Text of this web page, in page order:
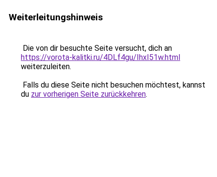
Weiterleitungshinweis
Die von dir besuchte Seite versucht, dich an
https://vorota-kalitki.ru/4DLf4gu/IhxI51w.html
weiterzuleiten.
Falls du diese Seite nicht besuchen möchtest, kannst
du zur vorherigen Seite zurückkehren.